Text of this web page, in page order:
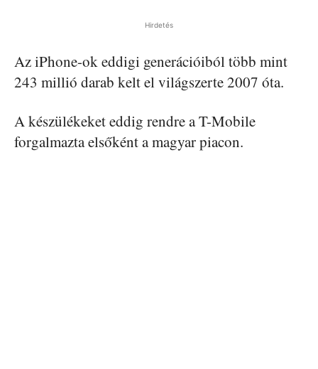
Hirdetés
Az iPhone-ok eddigi generációiból több mint
243 millió darab kelt el világszerte 2007 óta.
A készülékeket eddig rendre a T-Mobile
forgalmazta elsőként a magyar piacon.